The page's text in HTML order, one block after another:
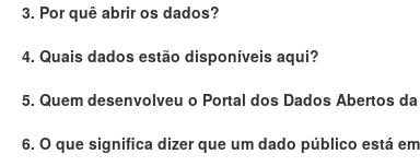
3. Por quê abrir os dados?
4. Quais dados estão disponíveis aqui?
5. Quem desenvolveu o Portal dos Dados Abertos
6. O que significa dizer que um dado público está